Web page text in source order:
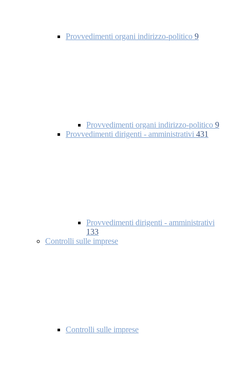
Provvedimenti organi indirizzo-politico 9
Provvedimenti organi indirizzo-politico 9
Provvedimenti dirigenti - amministrativi 431
Provvedimenti dirigenti - amministrativi
133
Controlli sulle imprese
Controlli sulle imprese